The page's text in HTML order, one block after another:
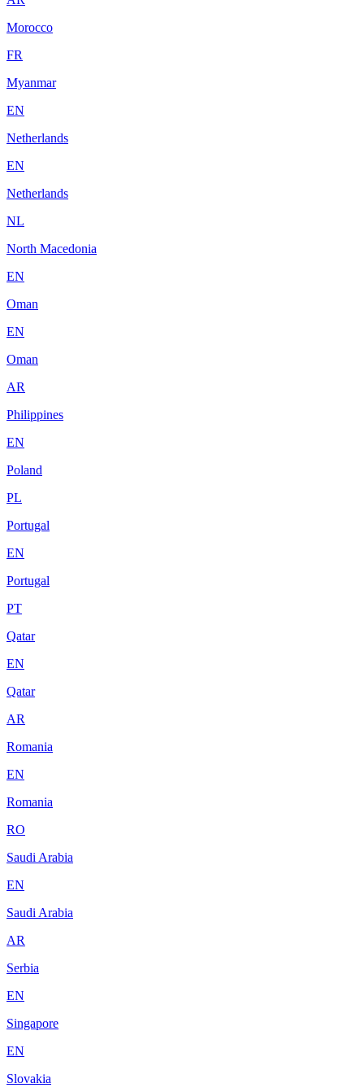
Morocco
FR
Myanmar
EN
Netherlands
EN
Netherlands
NL
North Macedonia
EN
Oman
EN
Oman
AR
Philippines
EN
Poland
PL
Portugal
EN
Portugal
PT
Qatar
EN
Qatar
AR
Romania
EN
Romania
RO
Saudi Arabia
EN
Saudi Arabia
AR
Serbia
EN
Singapore
EN
Slovakia